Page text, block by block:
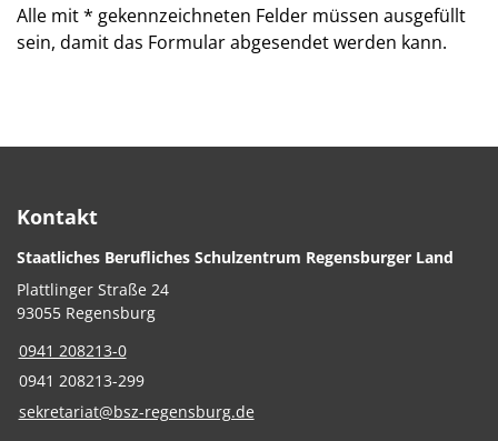
Alle mit* gekennzeichneten Felder müssen ausgefüllt
sein, damit das Formular abgesendet werden kann.
Kontakt
Staatliches Berufliches Schulzentrum Regensburger Land
Plattlinger Straße 24
93055 Regensburg
0941 208213-0
0941 208213-299
sekretariat@bsz-regensburg.de